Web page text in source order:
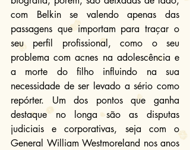
com Belkin se valendo apenas das
passagens que importam para traçar o
seu perfil profissional, como o seu
problema com acnes na adolescência e
a morte do filho influindo na sua
necessidade de ser levado a sério como
repórter. Um dos pontos que ganha
destaque no longa são as disputas
judiciais e corporativas, seja com o
General William Westmoreland nos anos